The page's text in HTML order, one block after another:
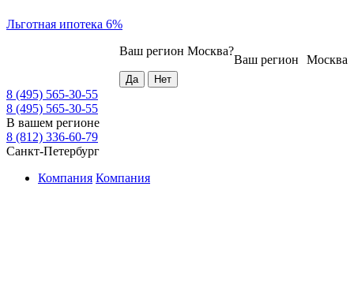
Льготная ипотека 6%
Москва
Ваш регион
Ваш регион Москва?
8 (495) 565-30-55
8 (495) 565-30-55
В вашем регионе
8 (812) 336-60-79
Санкт-Петербург
Компания Компания